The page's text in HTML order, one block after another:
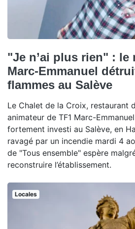
"Je n’ai plus rien" : le
Marc-Emmanuel
flammes au Salève
Le Chalet de la Croix, restaurant
animateur de TF1 Marc-
fortement investi au Salève, en
ravagé par un incendie mardi 4
de "Tous ensemble" espère
reconstruire l’établissement.
Locales